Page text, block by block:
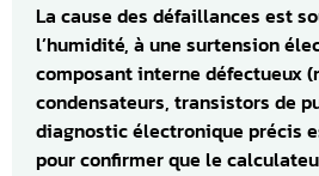
La cause des défaillances est
l’humidité, à une surtension
composant interne défectueux
condensateurs, transistors de
diagnostic électronique précis
pour confirmer que le